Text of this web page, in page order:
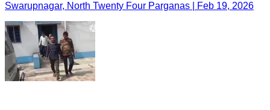
Swarupnagar, North Twenty Four Parganas | Feb 19, 2026